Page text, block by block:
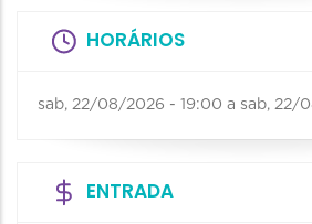
HORÁRIOS
sab, 22/08/2026 - 19:00 a sab, 22/
ENTRADA